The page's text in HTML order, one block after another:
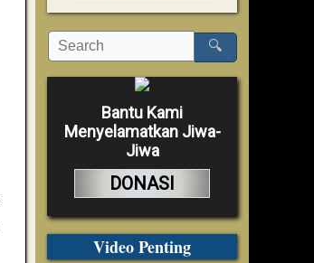
🔍
Bantu Kami
Menyelamatkan Jiwa-
Jiwa
DONASI
Video Penting